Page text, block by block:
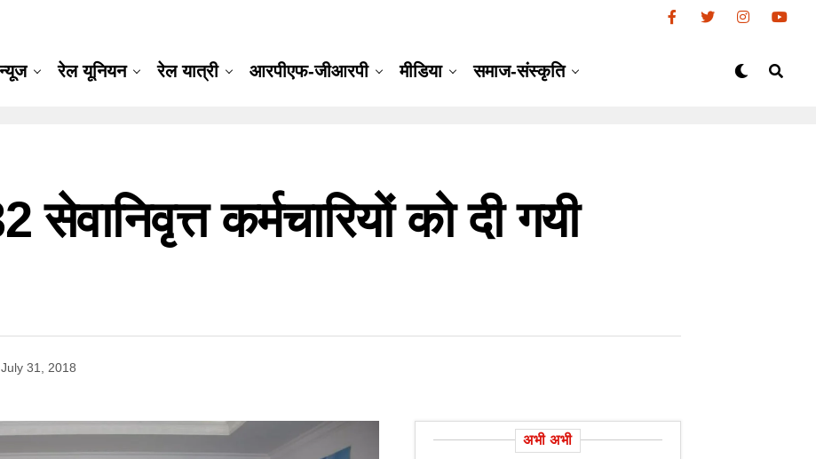
रेल यूनियन रेल यात्री आरपीएफ-जीआरपी मीडिया समाज-संस्कृति
कर्मचारियों को दी गयी
July 31, 2018
अभी अभी